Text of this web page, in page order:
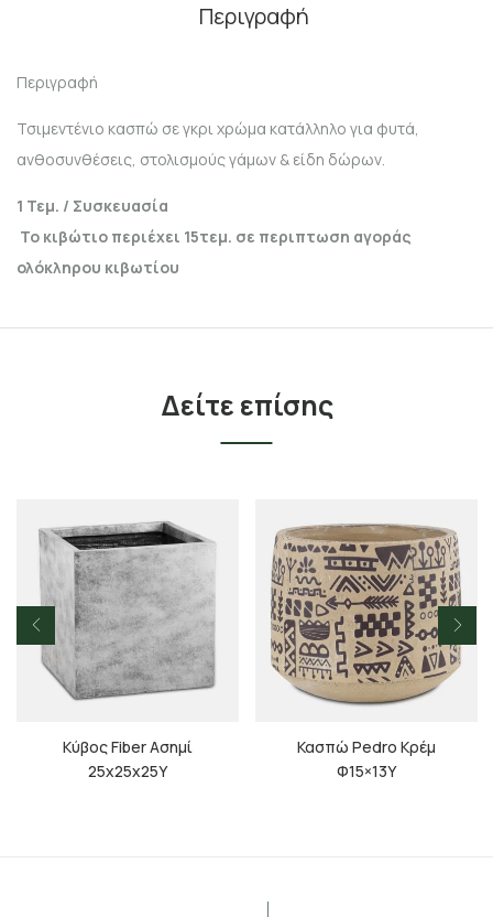
Περιγραφή
Περιγραφή
Τσιμεντένιο κασπώ σε γκρι χρώμα κατάλληλο για φυτά,
ανθοσυνθέσεις, στολισμούς γάμων & είδη δώρων.
1 Τεμ. / Συσκευασία
Το κιβώτιο περιέχει 15τεμ. σε περιπτωση αγοράς
ολόκληρου κιβωτίου
Δείτε επίσης
Κύβος Fiber Ασημί
25x25x25Υ
Κασπώ Pedro Κρέμ
Φ15×13Υ